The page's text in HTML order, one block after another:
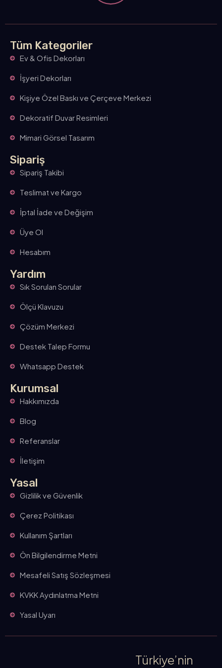
Tüm Kategoriler
Ev & Ofis Dekorları
İşyeri Dekorları
Kişiye Özel Baskı ve Çerçeve Merkezi
Dekoratif Duvar Resimleri
Mimari Görsel Tasarım
Sipariş
Sipariş Takibi
Teslimat ve Kargo
İptal İade ve Değişim
Üye Ol
Hesabım
Yardım
Sık Sorulan Sorular
Ölçü Klavuzu
Çözüm Merkezi
Destek Talep Formu
Whatsapp Destek
Kurumsal
Hakkımızda
Blog
Referanslar
İletişim
Yasal
Gizlilik ve Güvenlik
Çerez Politikası
Kullanım Şartları
Ön Bilgilendirme Metni
Mesafeli Satış Sözleşmesi
KVKK Aydınlatma Metni
Yasal Uyarı
Türkiye’nin